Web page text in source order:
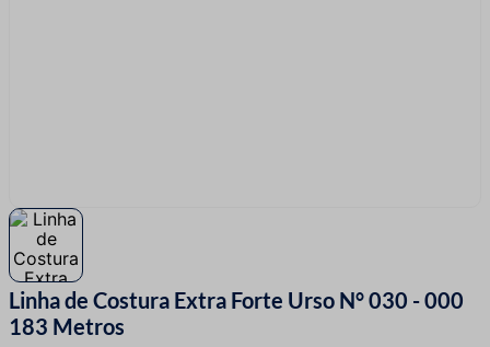
Linha de Costura Extra Forte Urso N° 030 - 000
183 Metros